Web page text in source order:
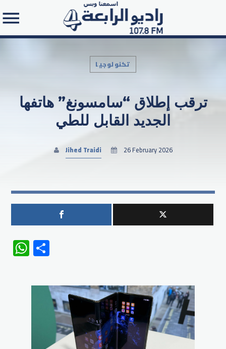
Search in the website:
تكنولوجيا
ترقب إطلاق “سامسونغ” هاتفها
الجديد القابل للطي
Jihed Traidi 26 February 2026
WhatsApp